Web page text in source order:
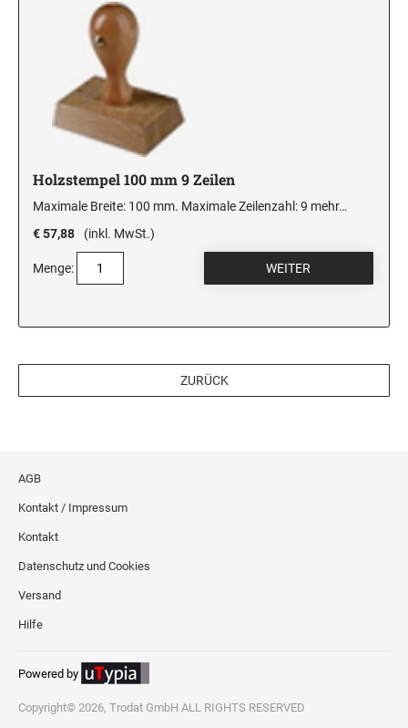
Holzstempel 100 mm 9 Zeilen
Maximale Breite: 100 mm. Maximale Zeilenzahl: 9 mehr…
€ 57,88
(inkl. MwSt.)
Menge:
ZURÜCK
AGB
Kontakt / Impressum
Kontakt
Datenschutz und Cookies
Versand
Hilfe
Powered by
Copyright© 2026, Trodat GmbH ALL RIGHTS RESERVED